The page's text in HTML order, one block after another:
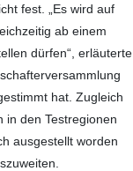
fest. „Es wird auf
ab einem
dürfen“, erläuterte
hat. Zugleich
in den Testregionen
ausgestellt worden